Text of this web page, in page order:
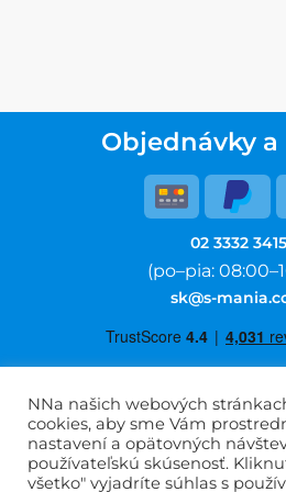
Objednávky
02 3332 3415
(po–pia:
sk@s-
Obchodné
Informácie o spracovaní
NNa našich webových
cookies, aby sme Vám
nastavení a opätovných
používateľskú skúsenosť.
všetko" vyjadríte súhlas s